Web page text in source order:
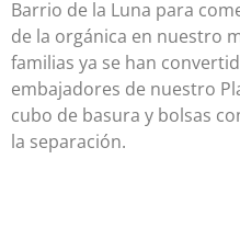
Barrio de la Luna para
de la orgánica en nuestro
familias ya se han
embajadores de nuestro
cubo de basura y bolsas
la separación.